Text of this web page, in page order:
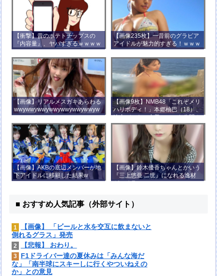
【衝撃】昔のポテトチップスの
『内容量』、ヤバすぎるｗｗｗｗ
ｗｗｗｗ
【画像235枚】一昔前のグラビア
アイドルが魅力的すぎる！ｗｗｗ
【画像】リアルメスガキあらわる
wwywwywwywwywwywwywwyw
wywwy
【画像9枚】NMB48「これぞメリ
ハリボディ！」本郷柚巴（18）、
迫力バストの水着ショット公開！
【画像】AKBの底辺メンバーが地
下アイドルに移籍した結果w
【画像】鈴木優香ちゃんとかいう
『三上悠亜 二世』になれる逸材
がコチラ
■ おすすめ人気記事（外部サイト）
1
【画像】 「ビールと水を交互に飲まないと
倒れるグラス」発売
2 【悲報】 おわり。
3
F1ドライバー達の夏休みは「みんな海だ
な」「南半球にスキーしに行くやついねえの
か」との意見